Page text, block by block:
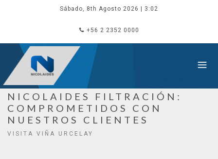
Sábado, 8th Agosto 2026 | 3:02
+56 2 2352 0000
NICOLAIDES FILTRACIÓN:
COMPROMETIDOS CON
NUESTROS CLIENTES
VISITA VIÑA URCELAY